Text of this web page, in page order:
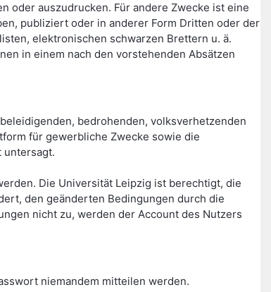
oder auszudrucken. Für andere Zwecke ist eine
publiziert oder in anderer Form Dritten oder der
elektronischen schwarzen Brettern u. ä.
in einem nach den vorstehenden Absätzen
bedrohenden, volksverhetzenden
für gewerbliche Zwecke sowie die
untersagt.
Die Universität Leipzig ist berechtigt, die
den geänderten Bedingungen durch die
nicht zu, werden der Account des Nutzers
niemandem mitteilen werden.